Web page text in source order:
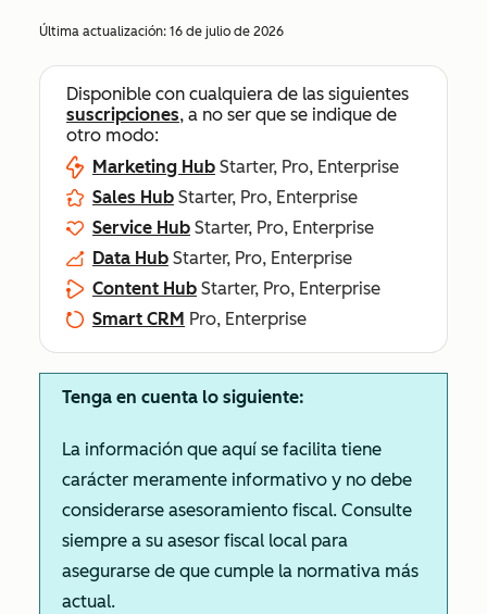
Última actualización: 16 de julio de 2026
Disponible con cualquiera de las siguientes
suscripciones, a no ser que se indique de
otro modo:
Marketing Hub Starter, Pro, Enterprise
Sales Hub Starter, Pro, Enterprise
Service Hub Starter, Pro, Enterprise
Data Hub Starter, Pro, Enterprise
Content Hub Starter, Pro, Enterprise
Smart CRM Pro, Enterprise
Tenga en cuenta lo siguiente:
La información que aquí se facilita tiene
carácter meramente informativo y no debe
considerarse asesoramiento fiscal. Consulte
siempre a su asesor fiscal local para
asegurarse de que cumple la normativa más
actual.